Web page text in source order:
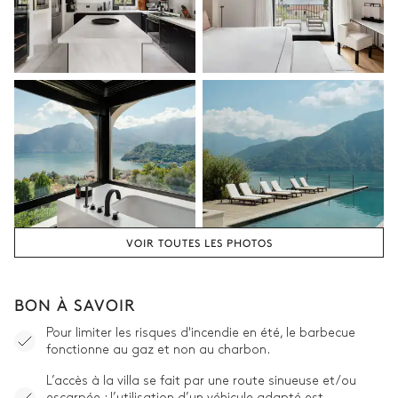
Vue sur le lac Climatisation
Lit double inséparable
180x200
Salle de bain 2
Attenante
Douche
WC
Chambre 3
Vue sur le lac Climatisation
Lit double inséparable Balcon
VOIR TOUTES LES PHOTOS
BON À SAVOIR
Pour limiter les risques d'incendie en été, le barbecue
fonctionne au gaz et non au charbon.
L’accès à la villa se fait par une route sinueuse et/ou